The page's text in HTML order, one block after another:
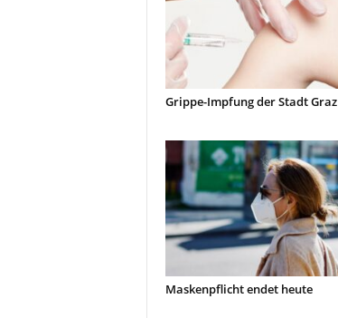
Grippe-Impfung der Stadt Graz
Maskenpflicht endet heute